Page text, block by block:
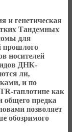
и генетическая
Тандемных
для
прошлого
носителей
ДНК-
ли,
и по
гаплотипе как
общего предка
позволяет
обозримого